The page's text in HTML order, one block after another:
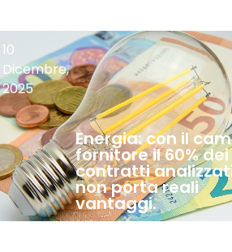
10
Dicembre,
2025
Energia: con il
fornitore il 60% dei
contratti
non porta reali
vantaggi.